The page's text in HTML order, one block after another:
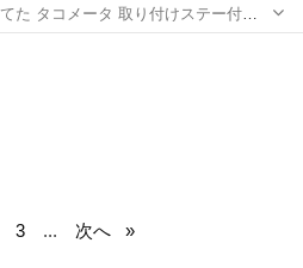
た タコメータ 取り付けステー付き
いします いつか使うかもしれません
3 ... 次へ